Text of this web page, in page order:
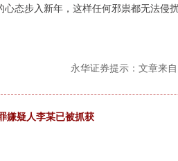
态步入新年，这样任何邪祟都无法侵扰
永华证券提示：文章来
嫌疑人李某已被抓获